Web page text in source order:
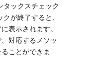
タックスチェック
が終了すると、
表示されます。
対応するメソッ
ことができま